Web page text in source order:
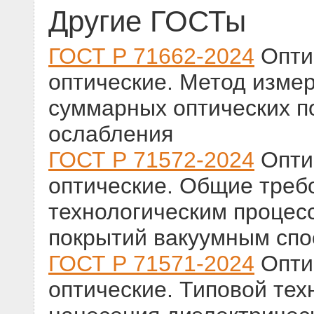
Другие ГОСТы
ГОСТ Р 71662-2024
оптические. Метод
суммарных оптических
ослабления
ГОСТ Р 71572-2024
оптические. Общие
технологическим
покрытий вакуумным
ГОСТ Р 71571-2024
оптические. Типовой